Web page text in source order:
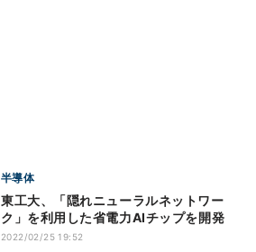
半導体
東工大、「隠れニューラルネットワー
ク」を利用した省電力AIチップを開発
2022/02/25 19:52